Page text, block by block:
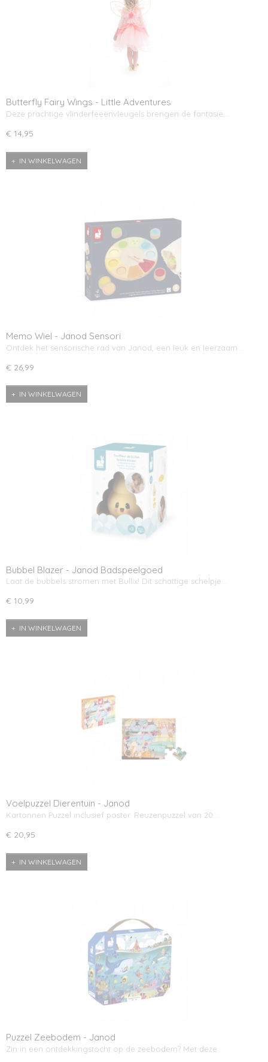
Butterfly Fairy Wings - Little Adventures
Deze prachtige vlinderfeeënvleugels brengen de fantasie…
€ 14,95
IN WINKELWAGEN
Memo Wiel - Janod Sensori
Ontdek het sensorische rad van Janod, een leuk en leerzaam…
€ 26,99
IN WINKELWAGEN
Bubbel Blazer - Janod Badspeelgoed
Laat de bubbels stromen met Bullix! Dit schattige schelpje…
€ 10,99
IN WINKELWAGEN
Voelpuzzel Dierentuin - Janod
Kartonnen Puzzel inclusief poster. Reuzenpuzzel van 20…
€ 20,95
IN WINKELWAGEN
Puzzel Zeebodem - Janod
Zin in een ontdekkingstocht op de zeebodem? Met deze…